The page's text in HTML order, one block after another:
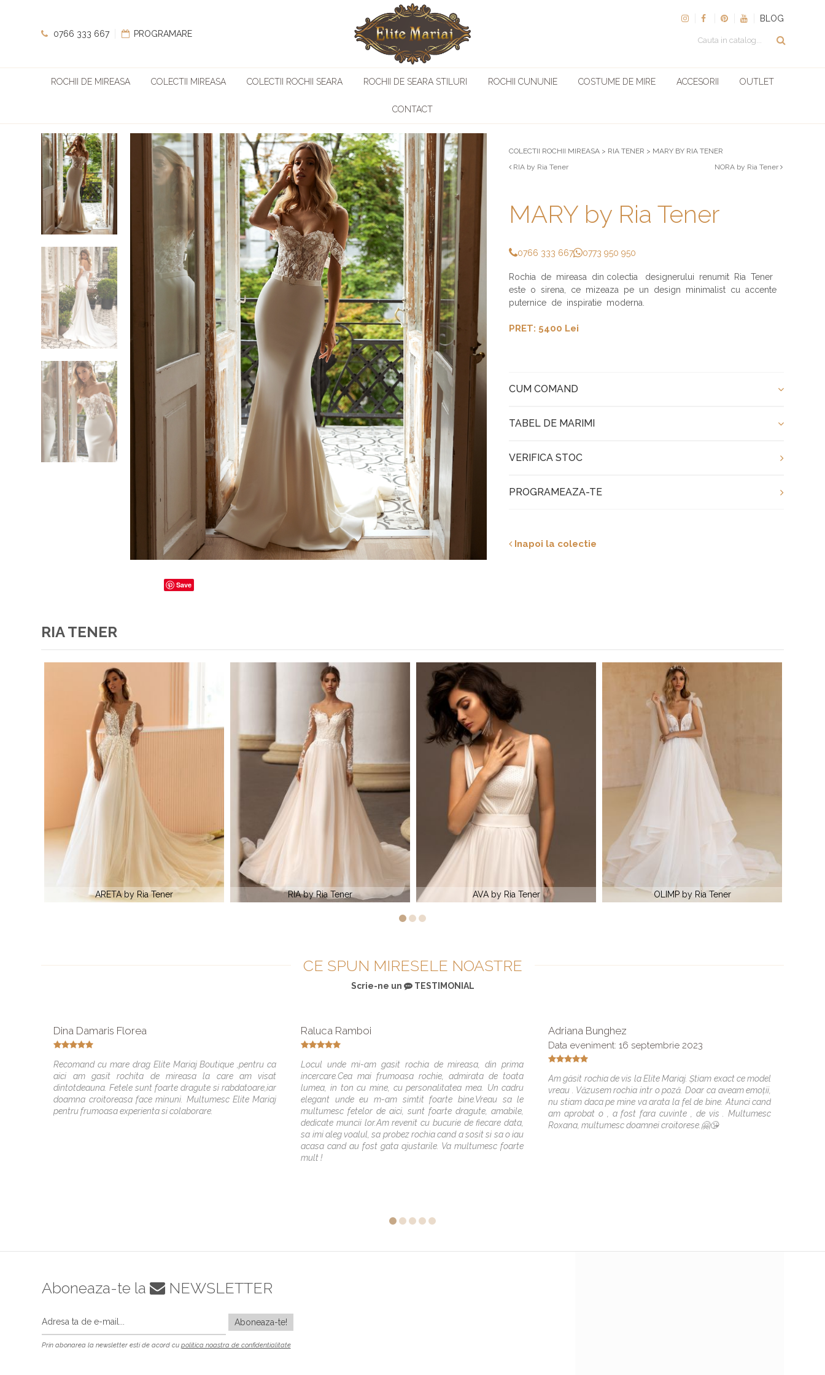
0766 333 667 PROGRAMARE
BLOG
ROCHII DE MIREASA COLECTII MIREASA COLECTII ROCHII SEARA ROCHII DE SEARA STILURI ROCHII CUNUNIE COSTUME DE MIRE ACCESORII OUTLET
CONTACT
COLECTII ROCHII MIREASA > RIA TENER > MARY BY RIA TENER
RIA by Ria Tener
NORA by Ria Tener
MARY by Ria Tener
0766 333 667 0773 950 950
Rochia de mireasa din colectia designerului renumit Ria Tener
este o sirena, ce mizeaza pe un design minimalist cu accente
puternice de inspiratie moderna.
PRET: 5400 Lei
CUM COMAND
TABEL DE MARIMI
VERIFICA STOC
PROGRAMEAZA-TE
Inapoi la colectie
Save
RIA TENER
RIA by Ria Tener AVA by Ria Tener OLIMP by Ria Tener ALICE by Ria Tener
CE SPUN MIRESELE NOASTRE
Scrie-ne un TESTIMONIAL
Dina Damaris Florea
Recomand cu mare drag Elite Mariaj Boutique ,pentru ca
aici am gasit rochita de mireasa la care am visat
dintotdeauna. Fetele sunt foarte dragute si rabdatoare,iar
doamna croitoreasa face minuni. Multumesc Elite Mariaj
pentru frumoasa experienta si colaborare.
Raluca Ramboi
Locul unde mi-am gasit rochia de mireasa, din prima
incercare.Cea mai frumoasa rochie, admirata de toata
lumea, in ton cu mine, cu personalitatea mea. Un cadru
elegant unde eu m-am simtit foarte bine.Vreau sa le
multumesc fetelor de aici, sunt foarte dragute, amabile,
dedicate muncii lor.Am revenit cu bucurie de fiecare data,
sa imi aleg voalul, sa probez rochia cand a sosit si sa o iau
acasa cand au fost gata ajustarile. Va multumesc foarte
mult !
Adriana Bunghez
Data eveniment: 16 septembrie 2023
Am găsit rochia de vis la Elite Mariaj. Știam exact ce model
vreau . Văzusem rochia intr o poză. Doar ca aveam emoții,
nu stiam daca pe mine va arata la fel de bine. Atunci cand
am aprobat o , a fost fara cuvinte , de vis . Multumesc
Roxana, multumesc doamnei croitorese.🤗😘
Aboneaza-te la NEWSLETTER
Prin abonarea la newsletter esti de acord cu politica noastra de confidentialitate